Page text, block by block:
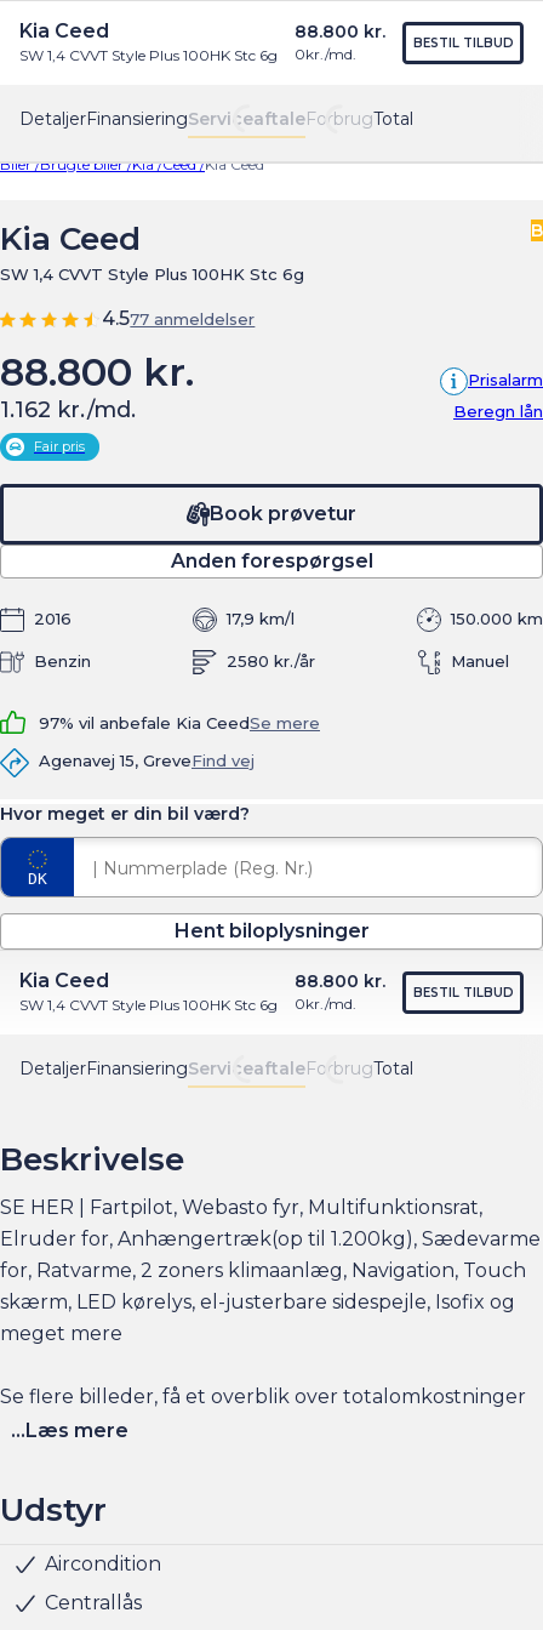
Find os Menu
DetaljerFinansieringServiceaftaleForbrugTotal
Kia Ceed
SW 1,4 CVVT Style Plus 100HK Stc 6g
88.800 kr.
0kr./md.
BESTIL TILBUD
Biler /Brugte biler /Kia /Ceed /Kia Ceed
Kia Ceed
SW 1,4 CVVT Style Plus 100HK Stc 6g
B
4.577 anmeldelser
88.800 kr. Prisalarm
1.162 kr./md. Beregn lån
Fair pris
150.000 km
2016 17,9 km/l
2580 kr./år
Benzin Manuel
Book prøvetur
Anden forespørgsel
97% vil anbefale Kia CeedSe mere
Agenavej 15, GreveFind vej
Hvor meget er din bil værd?
Hent biloplysninger
DetaljerFinansieringServiceaftaleForbrugTotal
Kia Ceed
SW 1,4 CVVT Style Plus 100HK Stc 6g
88.800 kr.
0kr./md.
BESTIL TILBUD
Beskrivelse
SE HER | Fartpilot, Webasto fyr, Multifunktionsrat,
Elruder for, Anhængertræk(op til 1.200kg), Sædevarme
for, Ratvarme, 2 zoners klimaanlæg, Navigation, Touch
skærm, LED kørelys, el-justerbare sidespejle, Isofix og
meget mere
Se flere billeder, få et overblik over totalomkostninger
og faktorers påvirkning på rækkevidden på am.dk
am.dk - så er bilen gjort klar, når du kommer, og der er
sat tid af med en salgskonsulent til at snakke om
...Læs mere
Udstyr
Aircondition
Centrallås
Udvendig temperaturmåler
Rat m. varme
Splitbagsæde
Stofindtræk
LED kørelys
5 sæder
ABS
Airbag
Antispin
ESP
Isofix
Elruder for
El-spejle